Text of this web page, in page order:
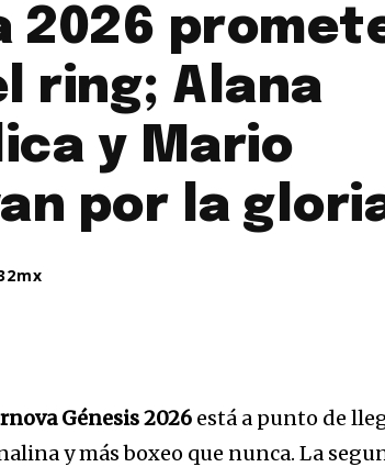
2026
ring; Alana
y Mario
por la
Génesis 2026 está a punto de
y más boxeo que nunca. La